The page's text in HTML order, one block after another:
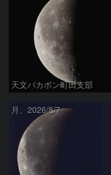
天文バカボン町田支部
月、2026/8/7